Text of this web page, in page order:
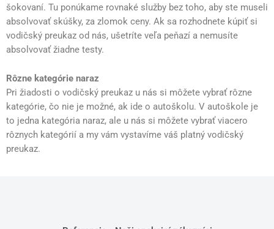
šokovaní. Tu ponúkame rovnaké služby bez toho, aby ste museli
absolvovať skúšky, za zlomok ceny. Ak sa rozhodnete kúpiť si
vodičský preukaz od nás, ušetríte veľa peňazí a nemusíte
absolvovať žiadne testy.
Rôzne kategórie naraz
Pri žiadosti o vodičský preukaz u nás si môžete vybrať rôzne
kategórie, čo nie je možné, ak ide o autoškolu. V autoškole je
to jedna kategória naraz, ale u nás si môžete vybrať viacero
rôznych kategórií a my vám vystavíme váš platný vodičský
preukaz.